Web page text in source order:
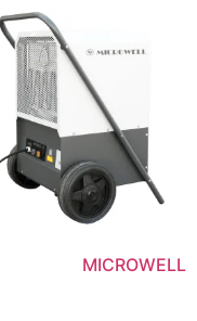
MICROWELL